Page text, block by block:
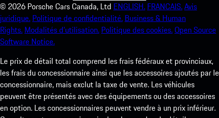
© 2026 Porsche Cars Canada, Ltd ENGLISH. FRANCAIS.Avis
juridique. Politique de confidentialité. Business & Human
Rights. Modalités d’utilisation. Politique des cookies.Open Source
Software Notice.
Le prix de détail total comprend les frais fédéraux et provinciaux,
les frais du concessionnaire ainsi que les accessoires ajoutés par le
concessionnaire, mais exclut la taxe de vente. Les véhicules
peuvent être présentés avec des équipements ou des accessoires
en option. Les concessionnaires peuvent vendre à un prix inférieur.